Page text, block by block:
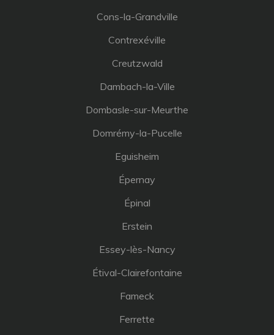
Cons-la-Grandville
Contrexéville
Creutzwald
Dambach-la-Ville
Dombasle-sur-Meurthe
Domrémy-la-Pucelle
Eguisheim
Épernay
Épinal
Erstein
Essey-lès-Nancy
Étival-Clairefontaine
Fameck
Ferrette